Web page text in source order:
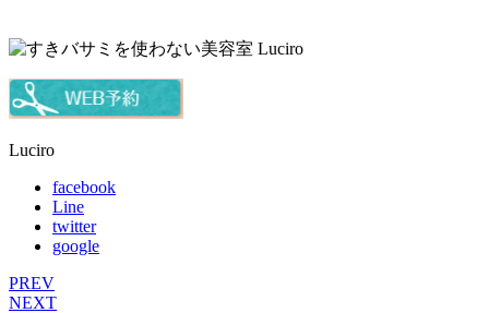
Luciro
facebook
Line
twitter
google
PREV
NEXT